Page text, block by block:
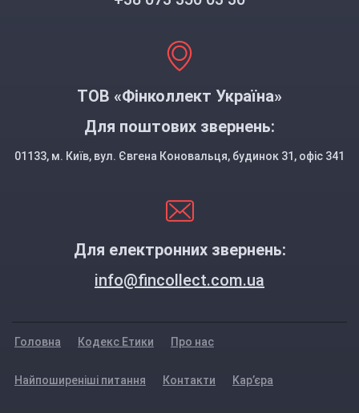
ТОВ «Фінколлект Україна»
Для поштових звернень:
01133, м. Київ, вул. Євгена Коновальця, будинок 31, офіс 341
Для електронних звернень:
info@fincollect.com.ua
Головна Кодекс Етики Про нас
Найпоширеніші питання Контакти Kар’єра